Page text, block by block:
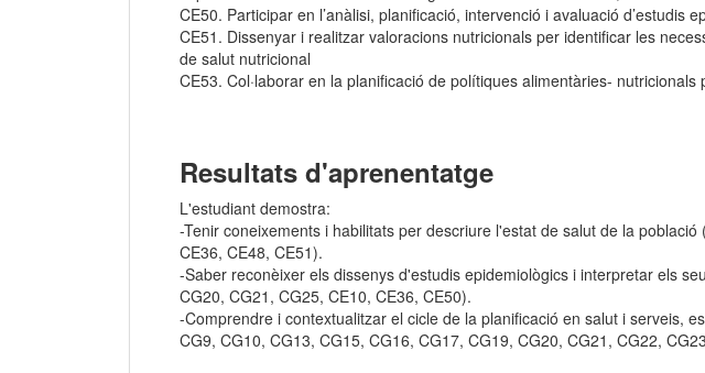
CE50. Participar en l’anàlisi, planificació, intervenció i avaluació
CE51. Dissenyar i realitzar valoracions nutricionals per identificar les
de salut nutricional
CE53. Col·laborar en la planificació de polítiques alimentàries-
Resultats d'aprenentatge
L'estudiant demostra:
-Tenir coneixements i habilitats per descriure l'estat de salut de la
CE36, CE48, CE51).
-Saber reconèixer els dissenys d'estudis epidemiològics i interpretar els
CG20, CG21, CG25, CE10, CE36, CE50).
-Comprendre i contextualitzar el cicle de la planificació en salut i serveis,
CG9, CG10, CG13, CG15, CG16, CG17, CG19, CG20, CG21, CG22,